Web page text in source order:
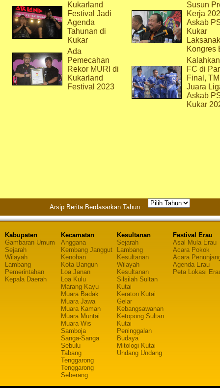
Kukarland
Festival Jadi
Agenda
Tahunan di
Kukar
Ada
Pemecahan
Rekor MURI di
Kukarland
Festival 2023
Susun
Kerja
Askab
Kukar
Kongres
FC di
Final,
Juara
Askab
Kukar
Arsip Berita Berdasarkan Tahun :
Kabupaten
Gambaran Umum
Sejarah
Wilayah
Lambang
Pemerintahan
Kepala Daerah
Kecamatan
Anggana
Kembang Janggut
Kenohan
Kota Bangun
Loa Janan
Loa Kulu
Marang Kayu
Muara Badak
Muara Jawa
Muara Kaman
Muara Muntai
Muara Wis
Samboja
Sanga-Sanga
Sebulu
Tabang
Tenggarong
Tenggarong
Seberang
Kesultanan
Sejarah
Lambang
Kesultanan
Wilayah
Kesultanan
Silsilah Sultan
Kutai
Keraton Kutai
Gelar
Kebangsawanan
Ketopong Sultan
Kutai
Peninggalan
Budaya
Mitologi Kutai
Undang Undang
Festival Erau
Asal Mula Erau
Acara Pokok
Acara
Agenda Erau
Peta Lokasi